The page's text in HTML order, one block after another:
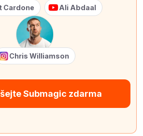
Cardone Ali Abdaal
Chris Williamson
Submagic zdarma